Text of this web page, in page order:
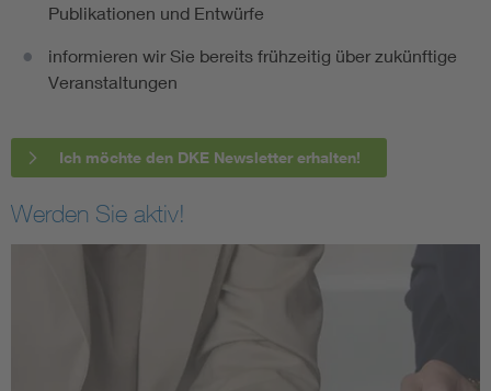
Publikationen und Entwürfe
informieren wir Sie bereits frühzeitig über zukünftige
Veranstaltungen
Ich möchte den DKE Newsletter erhalten!
Werden Sie aktiv!